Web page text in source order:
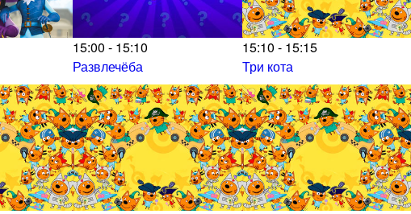
15:00 - 15:10
Развлечёба
15:10 - 15:15
Три кота